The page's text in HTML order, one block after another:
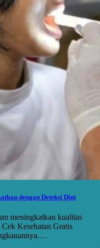
dengan Deteksi Dini
meningkatkan kualitas
Kesehatan Gratis